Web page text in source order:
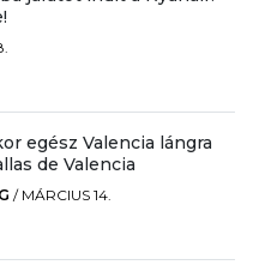
egész Valencia lángra
de Valencia
/ MÁRCIUS 14.